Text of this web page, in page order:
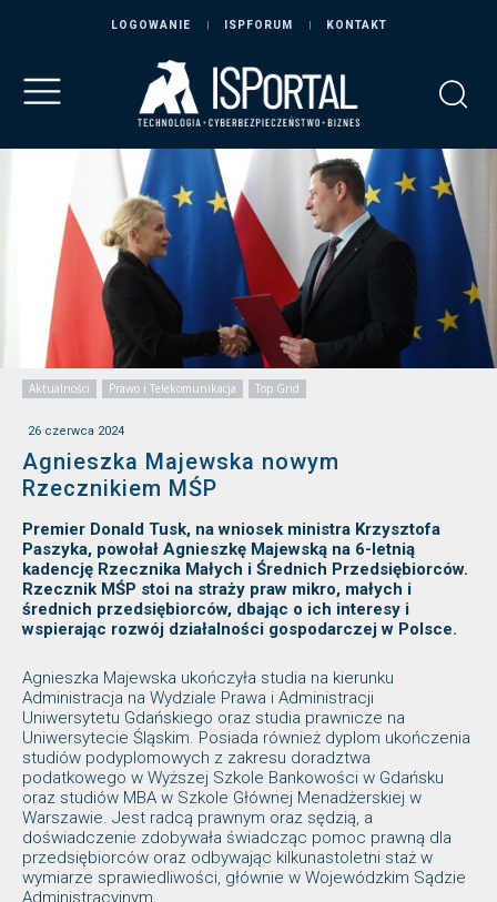
LOGOWANIE ISPFORUM KONTAKT
Aktualności Prawo i Telekomunikacja Top Grid
26 czerwca 2024
Agnieszka Majewska nowym
Rzecznikiem MŚP
Premier Donald Tusk, na wniosek ministra Krzysztofa
Paszyka, powołał Agnieszkę Majewską na 6-letnią
kadencję Rzecznika Małych i Średnich Przedsiębiorców.
Rzecznik MŚP stoi na straży praw mikro, małych i
średnich przedsiębiorców, dbając o ich interesy i
wspierając rozwój działalności gospodarczej w Polsce.
Agnieszka Majewska ukończyła studia na kierunku
Administracja na Wydziale Prawa i Administracji
Uniwersytetu Gdańskiego oraz studia prawnicze na
Uniwersytecie Śląskim. Posiada również dyplom ukończenia
studiów podyplomowych z zakresu doradztwa
podatkowego w Wyższej Szkole Bankowości w Gdańsku
oraz studiów MBA w Szkole Głównej Menadżerskiej w
Warszawie. Jest radcą prawnym oraz sędzią, a
doświadczenie zdobywała świadcząc pomoc prawną dla
przedsiębiorców oraz odbywając kilkunastoletni staż w
wymiarze sprawiedliwości, głównie w Wojewódzkim Sądzie
Administracyjnym.